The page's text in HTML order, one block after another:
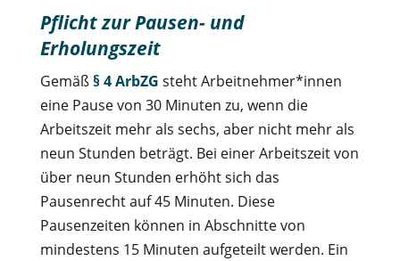
Pflicht zur Pausen- und
Erholungszeit
Gemäß§ 4 ArbZG steht Arbeitnehmer*innen
eine Pause von 30 Minuten zu, wenn die
Arbeitszeit mehr als sechs, aber nicht mehr als
neun Stunden beträgt. Bei einer Arbeitszeit von
über neun Stunden erhöht sich das
Pausenrecht auf 45 Minuten. Diese
Pausenzeiten können in Abschnitte von
mindestens 15 Minuten aufgeteilt werden. Ein